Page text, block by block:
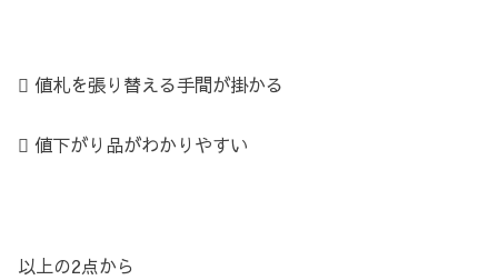
 値札を張り替える手間が掛かる
 値下がり品がわかりやすい
以上の2点から